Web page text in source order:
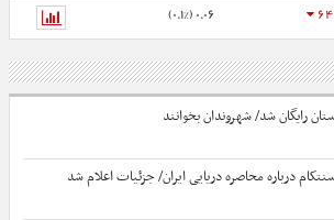
0.06 (0.1%)
رایگان شد/ شهروندان بخوانند
درباره محاصره دریایی ایران/ جزئیات اعلام شد